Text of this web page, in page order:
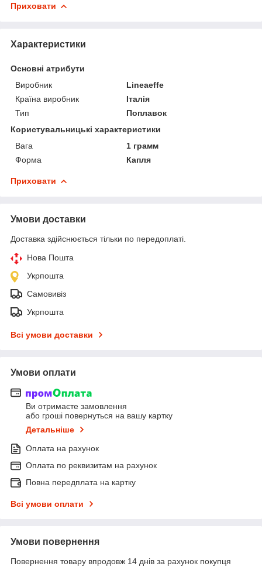
Приховати
Характеристики
Основні атрибути
Виробник
Lineaeffe
Країна виробник
Італія
Тип
Поплавок
Користувальницькі характеристики
Вага
1 грамм
Форма
Капля
Приховати
Умови доставки
Доставка здійснюється тільки по передоплаті.
Нова Пошта
Укрпошта
Самовивіз
Укрпошта
Всі умови доставки
Умови оплати
Ви отримаєте замовлення
або гроші повернуться на вашу картку
Детальніше
Оплата на рахунок
Оплата по реквизитам на рахунок
Повна передплата на картку
Всі умови оплати
Умови повернення
Повернення товару впродовж 14 днів за рахунок покупця